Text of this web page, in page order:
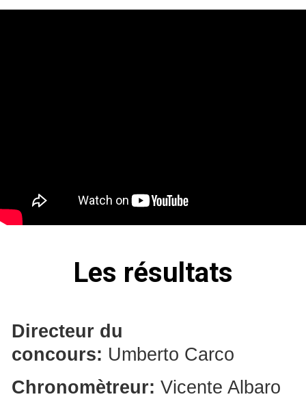
Les résultats
Directeur du
concours: Umberto Carco
Chronomètreur: Vicente Albaro